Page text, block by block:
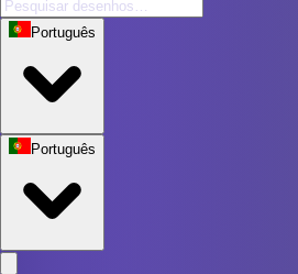
Português
Português